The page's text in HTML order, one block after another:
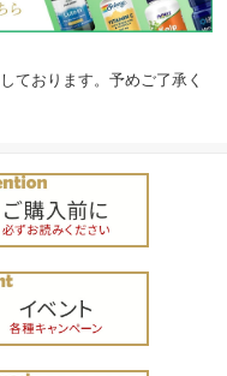
ております。予めご了承く